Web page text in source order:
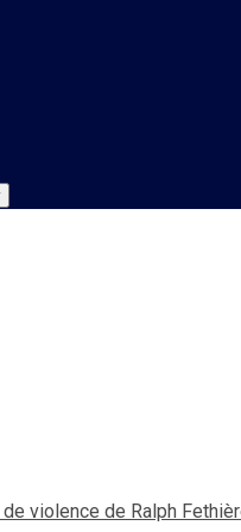
violence de Ralph